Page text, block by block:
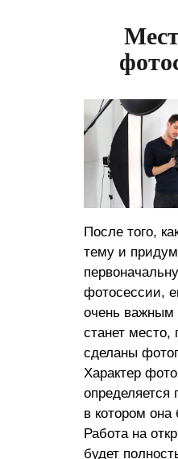
После того,
тему и
фотосессии,
очень важным
станет место,
сделаны
Характер
определяется
в котором она
Работа на
будет